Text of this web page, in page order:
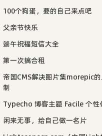
100个狗蛋，要的自己来点吧
父亲节快乐
端午祝福短信大全
第一次搞合租
帝国CMS解决图片集morepic
制
Typecho 博客主题 Facile 个性
闲来无事，给自己做一名片